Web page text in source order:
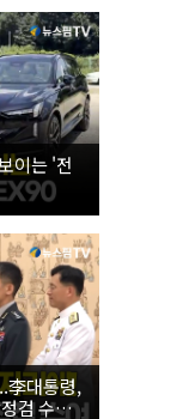
이는 '전
李대통령,
검 수치